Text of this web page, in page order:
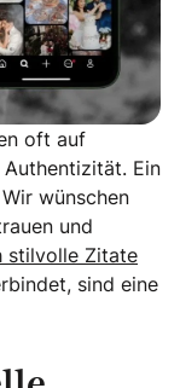
oft auf
Ein
wünschen
und
stilvolle Zitate
sind eine